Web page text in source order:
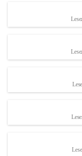
S
und den daraus
Maßnahmen zur
Rebe und der
Anhang VBl. EU
1 Seite•1,4 MB
VBl. EU Nr.